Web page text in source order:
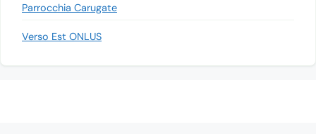
Parrocchia Carugate
Verso Est ONLUS